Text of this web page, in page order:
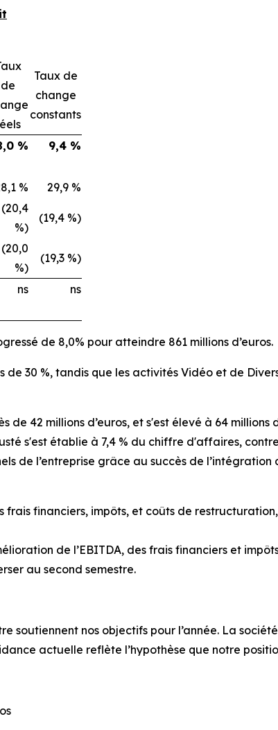
de
Taux de
change
constants
%
9,4 %
% 29,9 %
(20,4
%)
(19,4 %)
(20,0
%)
(19,3 %)
ns
ns
de 8,0% pour atteindre 861 millions d’euros.
30 %, tandis que les activités Vidéo et de
de 42 millions d’euros, et s'est élevé à 64
s'est établie à 7,4 % du chiffre d'affaires,
de l’entreprise grâce au succès de
financiers, impôts, et coûts de
de l’EBITDA, des frais financiers et
au second semestre.
soutiennent nos objectifs pour l’année. La
actuelle reflète l’hypothèse que notre